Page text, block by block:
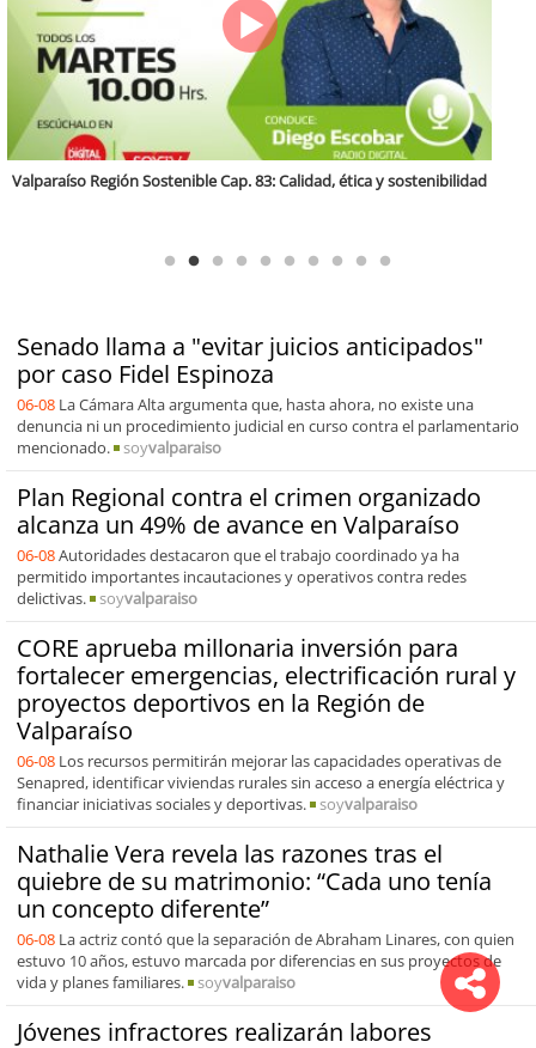
Senado llama a "evitar juicios anticipados"
por caso Fidel Espinoza
06-08 La Cámara Alta argumenta que, hasta ahora, no existe una
denuncia ni un procedimiento judicial en curso contra el parlamentario
mencionado.
soyvalparaiso
Plan Regional contra el crimen organizado
alcanza un 49% de avance en Valparaíso
06-08Autoridades destacaron que el trabajo coordinado ya ha
permitido importantes incautaciones y operativos contra redes
delictivas.
soyvalparaiso
CORE aprueba millonaria inversión para
fortalecer emergencias, electrificación rural y
proyectos deportivos en la Región de
Valparaíso
06-08 Los recursos permitirán mejorar las capacidades operativas de
Senapred, identificar viviendas rurales sin acceso a energía eléctrica y
financiar iniciativas sociales y deportivas.
soyvalparaiso
Nathalie Vera revela las razones tras el
quiebre de su matrimonio: “Cada uno tenía
un concepto diferente”
06-08 La actriz contó que la separación de Abraham Linares, con quien
estuvo 10 años, estuvo marcada por diferencias en sus proyectos de
vida y planes familiares.
soyvalparaiso
Jóvenes infractores realizarán labores